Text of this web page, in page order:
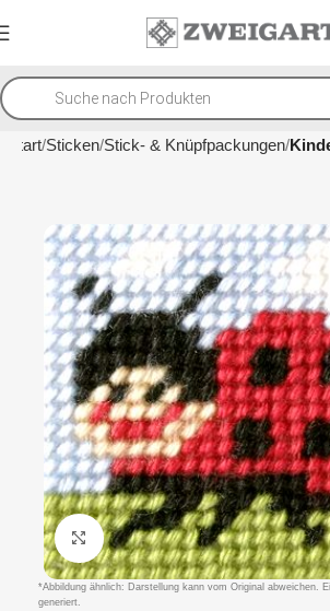
Start Sticken Stick- & Knüpfpackungen
Klicken um zu vergrößern
*Abbildung ähnlich: Darstellung kann vom Original abweichen.
generiert.